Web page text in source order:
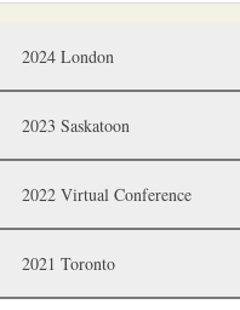
2024 London
2023 Saskatoon
2022 Virtual Conference
2021 Toronto